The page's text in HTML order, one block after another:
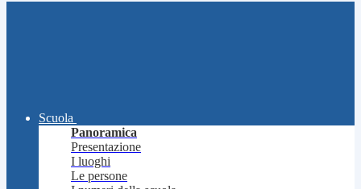
Scuola
Panoramica
Presentazione
I luoghi
Le persone